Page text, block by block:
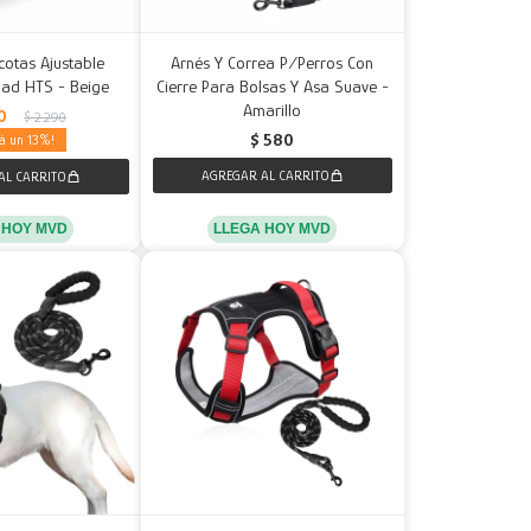
Ajustable
HTS - Beige
$ 2.290
13
MVD
Arnés Y Correa P/Perros Con
Cierre Para Bolsas Y Asa Suave -
Amarillo
$ 580
LLEGA HOY MVD